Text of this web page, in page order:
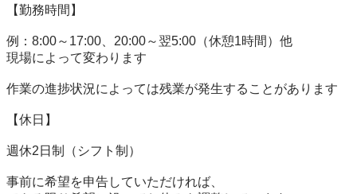
【勤務時間】
例：8:00～17:00、20:00～翌5:00（休憩1時間）他
現場によって変わります
作業の進捗状況によっては残業が発生することがあります
【休日】
週休2日制（シフト制）
事前に希望を申告していただければ、